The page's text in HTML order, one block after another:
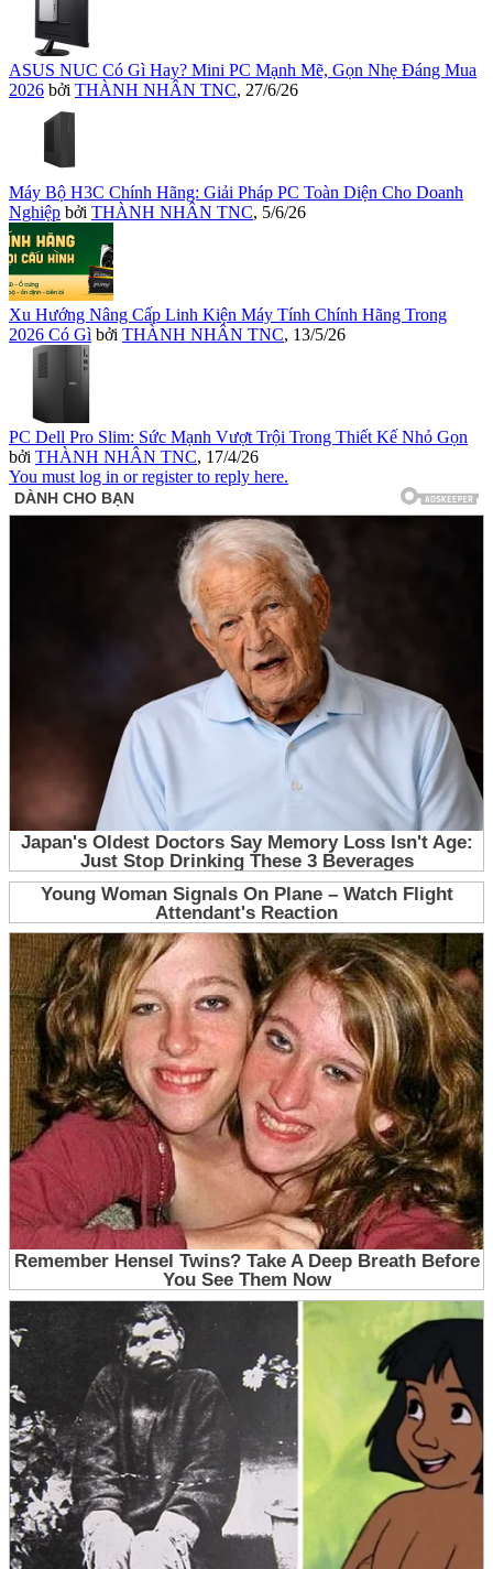
ASUS NUC Có Gì Hay? Mini PC Mạnh Mẽ, Gọn Nhẹ Đáng Mua
2026 bởi THÀNH NHÂN TNC, 27/6/26
Máy Bộ H3C Chính Hãng: Giải Pháp PC Toàn Diện Cho Doanh
Nghiệp bởi THÀNH NHÂN TNC, 5/6/26
Xu Hướng Nâng Cấp Linh Kiện Máy Tính Chính Hãng Trong
2026 Có Gì bởi THÀNH NHÂN TNC, 13/5/26
PC Dell Pro Slim: Sức Mạnh Vượt Trội Trong Thiết Kế Nhỏ Gọn
bởi THÀNH NHÂN TNC, 17/4/26
You must log in or register to reply here.